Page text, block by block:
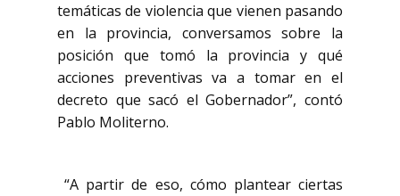
temáticas de violencia que vienen pasando
en la provincia, conversamos sobre la
posición que tomó la provincia y qué
acciones preventivas va a tomar en el
decreto que sacó el Gobernador”, contó
Pablo Moliterno.
“A partir de eso, cómo plantear ciertas